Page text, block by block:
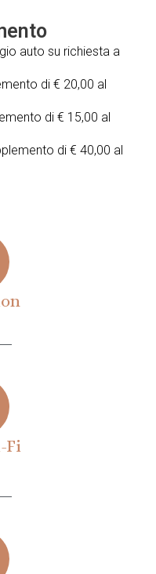
auto su richiesta a
di € 20,00 al
di € 15,00 al
di € 40,00 al
Fi